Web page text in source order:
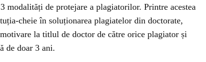
modalități de protejare a plagiatorilor. Printre acestea
cheie în soluționarea plagiatelor din doctorate,
la titlul de doctor de către orice plagiator și
de doar 3 ani.